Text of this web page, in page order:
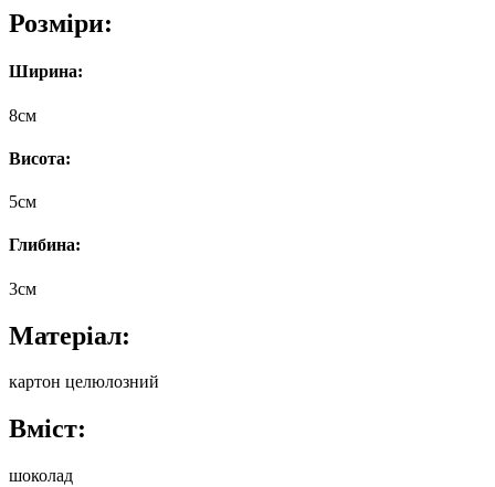
Розміри:
Ширина:
8см
Висота:
5см
Глибина:
3см
Матеріал:
картон целюлозний
Вміст:
шоколад